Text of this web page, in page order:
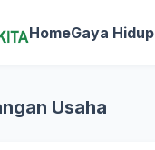
HomeGaya Hidup
Usaha